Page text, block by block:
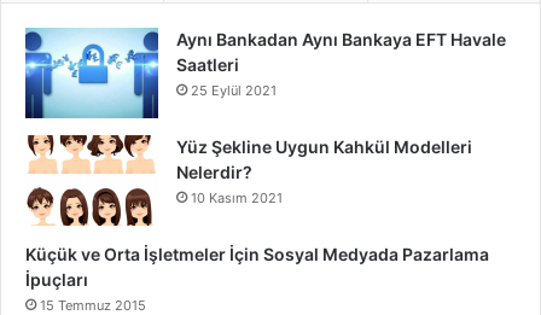
Aynı Bankadan Aynı Bankaya EFT Havale
Saatleri
25 Eylül 2021
Yüz Şekline Uygun Kahkül Modelleri
Nelerdir?
10 Kasım 2021
Küçük ve Orta İşletmeler İçin Sosyal Medyada Pazarlama
İpuçları
15 Temmuz 2015